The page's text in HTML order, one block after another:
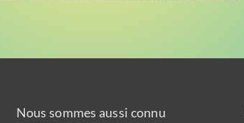
Nous sommes aussi connu